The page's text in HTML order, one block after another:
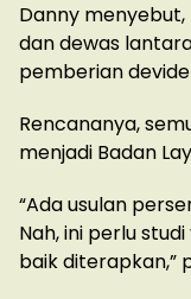
Danny
dan dewas
pemberian
Rencananya,
menjadi Badan
“Ada usulan
Nah, ini perlu
baik diterapkan,”